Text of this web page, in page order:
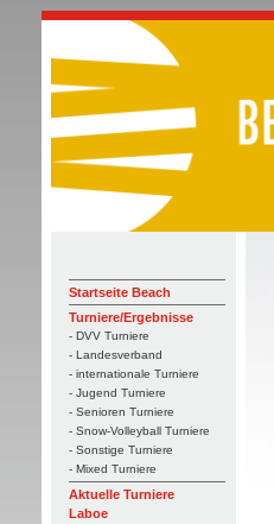
Startseite Beach
Turniere/Ergebnisse
- DVV Turniere
- Landesverband
- internationale Turniere
- Jugend Turniere
- Senioren Turniere
- Snow-Volleyball Turniere
- Sonstige Turniere
- Mixed Turniere
Aktuelle Turniere
Laboe